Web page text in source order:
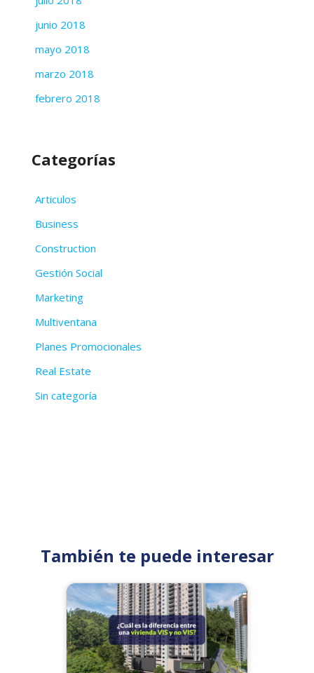
junio 2018
mayo 2018
marzo 2018
febrero 2018
Categorías
Articulos
Business
Construction
Gestión Social
Marketing
Multiventana
Planes Promocionales
Real Estate
Sin categoría
También te puede interesar